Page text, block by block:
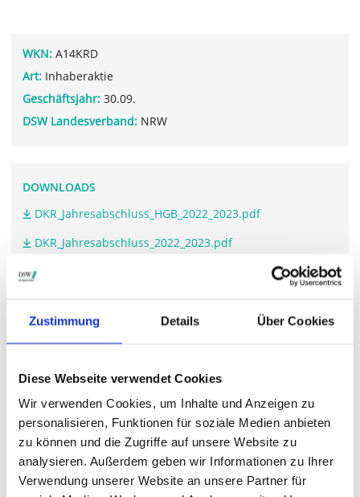
Zustimmung Details Über Cookies
Diese Webseite verwendet Cookies
Wir verwenden Cookies, um Inhalte und Anzeigen zu
personalisieren, Funktionen für soziale Medien anbieten
zu können und die Zugriffe auf unsere Website zu
analysieren. Außerdem geben wir Informationen zu Ihrer
Verwendung unserer Website an unsere Partner für
WKN: A14KRD
Art: Inhaberaktie
Geschäftsjahr: 30.09.
DSW Landesverband: NRW
DOWNLOADS
DKR_Jahresabschluss_HGB_2022_2023.pdf
DKR_Jahresabschluss_2022_2023.pdf
WEITERFÜHRENDE LINKS
www.deutsche-konsum.de/.../2024
STIMMRECHTSVERTRETUNG DURCH DIE DSW
Die DSW vertritt Ihre Stimmrechteauf sämtlichen
wichtigen Hauptversammlungen in Deutschland.